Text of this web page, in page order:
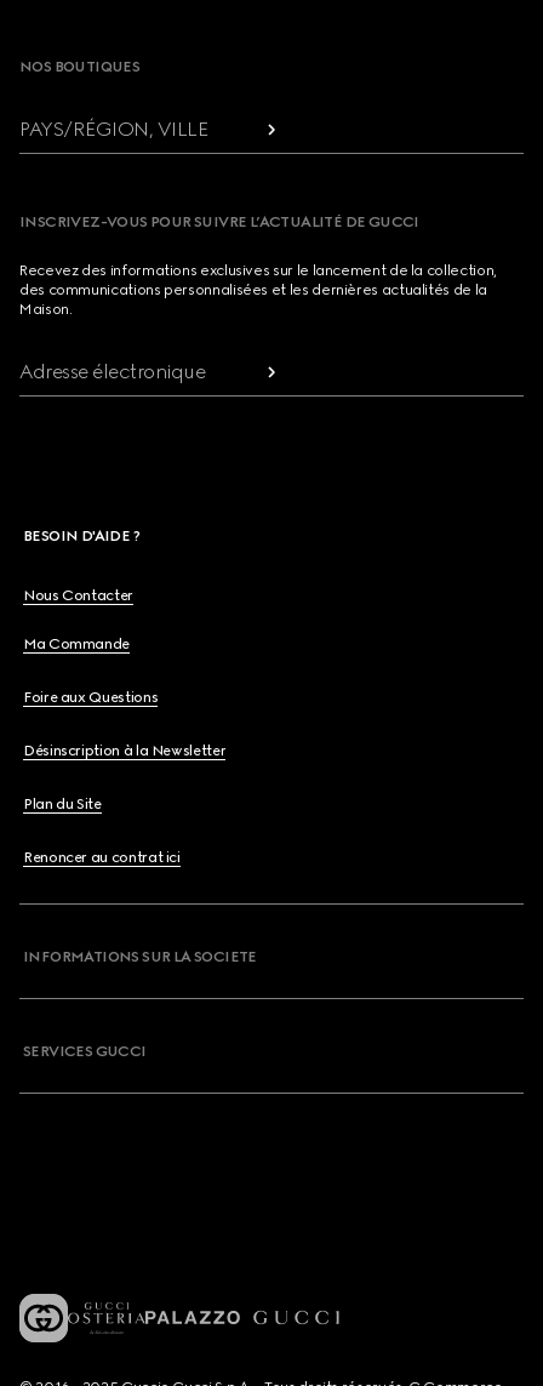
NOS BOUTIQUES
PAYS/RÉGION, VILLE
INSCRIVEZ-VOUS POUR SUIVRE L’ACTUALITÉ DE GUCCI
Recevez des informations exclusives sur le lancement de la collection,
des communications personnalisées et les dernières actualités de la
Maison.
Adresse électronique
BESOIN D'AIDE ?
Nous Contacter
Ma Commande
Foire aux Questions
Désinscription à la Newsletter
Plan du Site
Renoncer au contrat ici
INFORMATIONS SUR LA SOCIETE
SERVICES GUCCI